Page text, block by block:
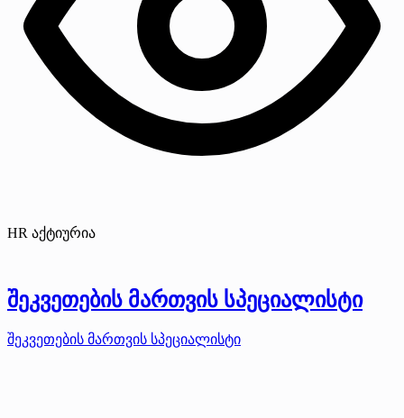
HR აქტიურია
შეკვეთების მართვის სპეციალისტი
შეკვეთების მართვის სპეციალისტი